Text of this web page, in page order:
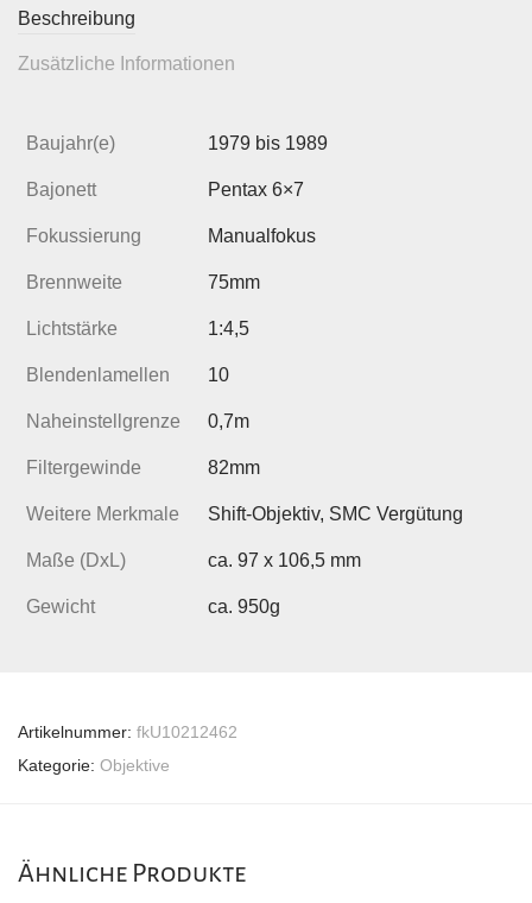
Beschreibung
Zusätzliche Informationen
Baujahr(e) 1979 bis 1989
Bajonett Pentax 6×7
Fokussierung Manualfokus
Brennweite 75mm
Lichtstärke 1:4,5
Blendenlamellen 10
Naheinstellgrenze 0,7m
Filtergewinde 82mm
Weitere Merkmale Shift-Objektiv, SMC Vergütung
Maße (DxL) ca. 97 x 106,5 mm
Gewicht ca. 950g
Artikelnummer: fkU10212462
Kategorie: Objektive
Ähnliche Produkte